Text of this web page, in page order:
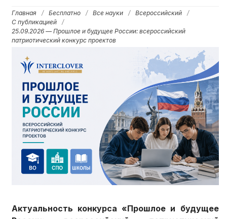
Главная / Бесплатно / Все науки / Всероссийский
/
С публикацией
/
25.09.2026 — Прошлое и будущее России: всероссийский
патриотический конкурс проектов
Актуальность конкурса «Прошлое и будущее